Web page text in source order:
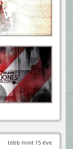
több mint 15 éve